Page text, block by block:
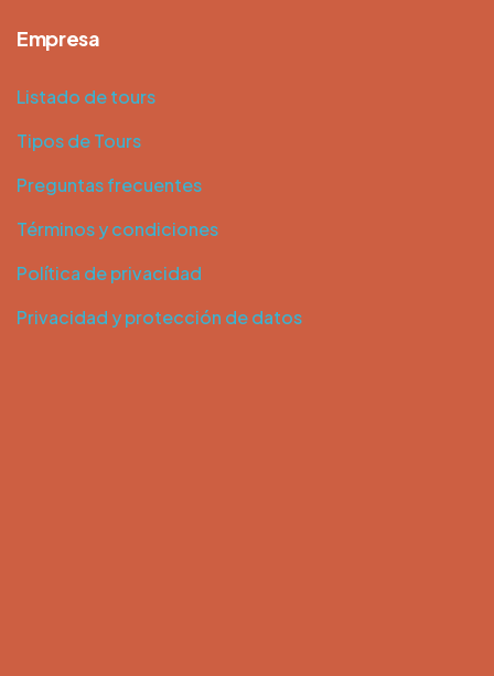
Empresa
Listado de tours
Tipos de Tours
Preguntas frecuentes
Términos y condiciones
Política de privacidad
Privacidad y protección de datos